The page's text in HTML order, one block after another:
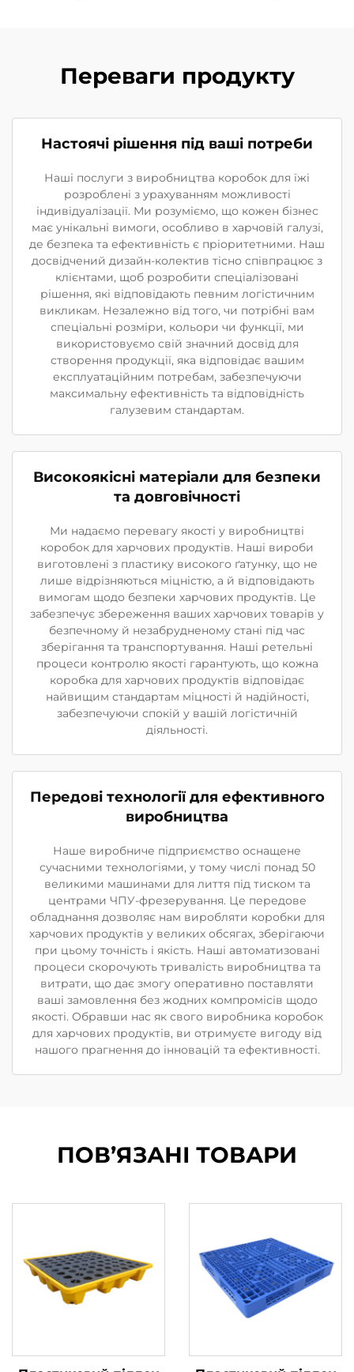
Переваги продукту
Настоячі рішення під ваші потреби
Наші послуги з виробництва коробок для їжі
розроблені з урахуванням можливості
індивідуалізації. Ми розуміємо, що кожен бізнес
має унікальні вимоги, особливо в харчовій галузі,
де безпека та ефективність є пріоритетними. Наш
досвідчений дизайн-колектив тісно співпрацює з
клієнтами, щоб розробити спеціалізовані
рішення, які відповідають певним логістичним
викликам. Незалежно від того, чи потрібні вам
спеціальні розміри, кольори чи функції, ми
використовуємо свій значний досвід для
створення продукції, яка відповідає вашим
експлуатаційним потребам, забезпечуючи
максимальну ефективність та відповідність
галузевим стандартам.
Високоякісні матеріали для безпеки
та довговічності
Ми надаємо перевагу якості у виробництві
коробок для харчових продуктів. Наші вироби
виготовлені з пластику високого ґатунку, що не
лише відрізняються міцністю, а й відповідають
вимогам щодо безпеки харчових продуктів. Це
забезпечує збереження ваших харчових товарів у
безпечному й незабрудненому стані під час
зберігання та транспортування. Наші ретельні
процеси контролю якості гарантують, що кожна
коробка для харчових продуктів відповідає
найвищим стандартам міцності й надійності,
забезпечуючи спокій у вашій логістичній
діяльності.
Передові технології для ефективного
виробництва
Наше виробниче підприємство оснащене
сучасними технологіями, у тому числі понад 50
великими машинами для лиття під тиском та
центрами ЧПУ-фрезерування. Це передове
обладнання дозволяє нам виробляти коробки для
харчових продуктів у великих обсягах, зберігаючи
при цьому точність і якість. Наші автоматизовані
процеси скорочують тривалість виробництва та
витрати, що дає змогу оперативно поставляти
ваші замовлення без жодних компромісів щодо
якості. Обравши нас як свого виробника коробок
для харчових продуктів, ви отримуєте вигоду від
нашого прагнення до інновацій та ефективності.
ПОВ’ЯЗАНІ ТОВАРИ